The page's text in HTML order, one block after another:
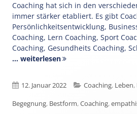
Coaching hat sich in den
immer stärker etabliert. Es gibt
Persönlichkeitsentwicklung,
Coaching, Lern Coaching, Sport
Coaching, Gesundheits Coaching,
... weiterlesen
Veröffentlicht
am
12. Januar 2022 Kategorien
Coaching, Leben,
Begegnung, Bestform,Coaching,